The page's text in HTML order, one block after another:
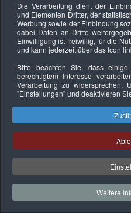
Keine Termine
Datenschutzerklärung
Copyright © 2026.
Sachverständiger und
Die Verarbeitung dient der
und Elementen Dritter, der
Werbung sowie der Einbindung
dabei Daten an Dritte
Einwilligung ist freiwillig, für die
und kann jederzeit über das Icon
Bitte beachten Sie, dass
berechtigtem Interesse
Verarbeitung zu
"Einstellungen"und deaktivieren
Weitere